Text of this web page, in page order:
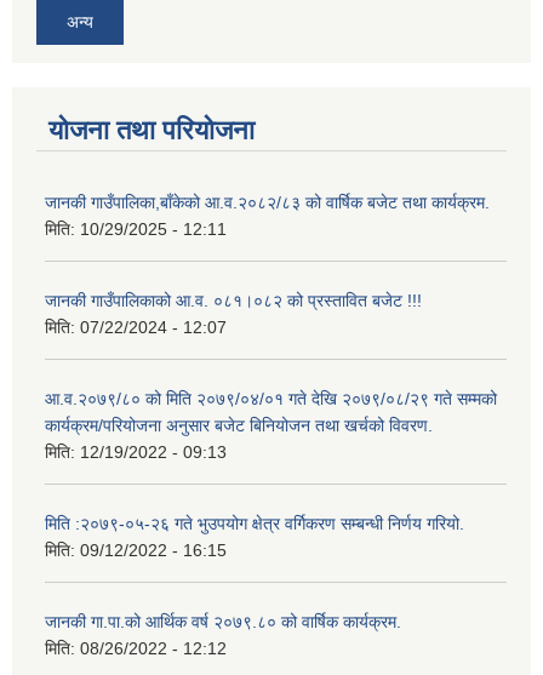
अन्य
योजना तथा परियोजना
जानकी गाउँपालिका,बाँकेको आ.व.२०८२/८३ को वार्षिक बजेट तथा कार्यक्रम.
मिति: 10/29/2025 - 12:11
जानकी गाउँपालिकाको आ.व. ०८१।०८२ को प्रस्तावित बजेट !!!
मिति: 07/22/2024 - 12:07
आ.व.२०७९/८० को मिति २०७९/०४/०१ गते देखि २०७९/०८/२९ गते सम्मको
कार्यक्रम/परियोजना अनुसार बजेट बिनियोजन तथा खर्चको विवरण.
मिति: 12/19/2022 - 09:13
मिति :२०७९-०५-२६ गते भुउपयोग क्षेत्र वर्गिकरण सम्बन्धी निर्णय गरियो.
मिति: 09/12/2022 - 16:15
जानकी गा.पा.को आर्थिक वर्ष २०७९.८० को वार्षिक कार्यक्रम.
मिति: 08/26/2022 - 12:12